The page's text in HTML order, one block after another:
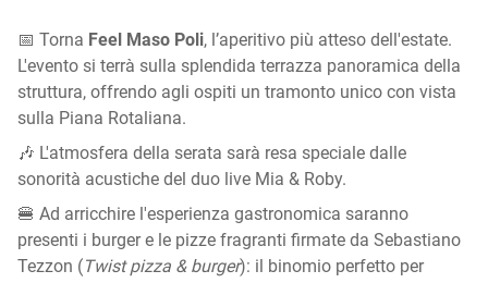
📅 Torna Feel Maso Poli, l’aperitivo più atteso dell'estate.
L'evento si terrà sulla splendida terrazza panoramica della
struttura, offrendo agli ospiti un tramonto unico con vista
sulla Piana Rotaliana.
🎶 L'atmosfera della serata sarà resa speciale dalle
sonorità acustiche del duo live Mia & Roby.
🍔 Ad arricchire l'esperienza gastronomica saranno
presenti i burger e le pizze fragranti firmate da Sebastiano
Tezzon (Twist pizza & burger): il binomio perfetto per